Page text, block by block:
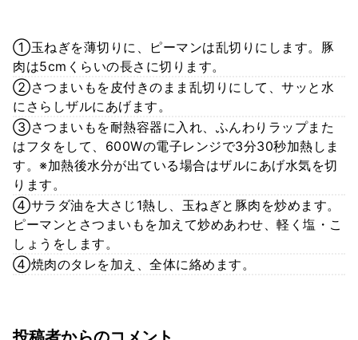
①玉ねぎを薄切りに、ピーマンは乱切りにします。豚
肉は5cmくらいの長さに切ります。
②さつまいもを皮付きのまま乱切りにして、サッと水
にさらしザルにあげます。
③さつまいもを耐熱容器に入れ、ふんわりラップまた
はフタをして、600Wの電子レンジで3分30秒加熱しま
す。※加熱後水分が出ている場合はザルにあげ水気を切
ります。
④サラダ油を大さじ1熱し、玉ねぎと豚肉を炒めます。
ピーマンとさつまいもを加えて炒めあわせ、軽く塩・こ
しょうをします。
④焼肉のタレを加え、全体に絡めます。